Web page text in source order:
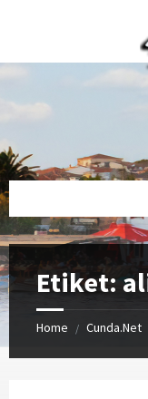
Etiket:
Home / Cunda.Net